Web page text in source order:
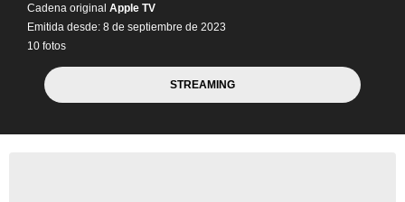
Cadena original Apple TV
Emitida desde: 8 de septiembre de 2023
10 fotos
STREAMING